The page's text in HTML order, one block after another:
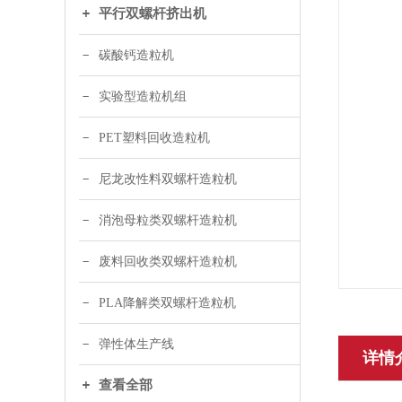
平行双螺杆挤出机
碳酸钙造粒机
实验型造粒机组
PET塑料回收造粒机
尼龙改性料双螺杆造粒机
消泡母粒类双螺杆造粒机
废料回收类双螺杆造粒机
PLA降解类双螺杆造粒机
弹性体生产线
查看全部
详情